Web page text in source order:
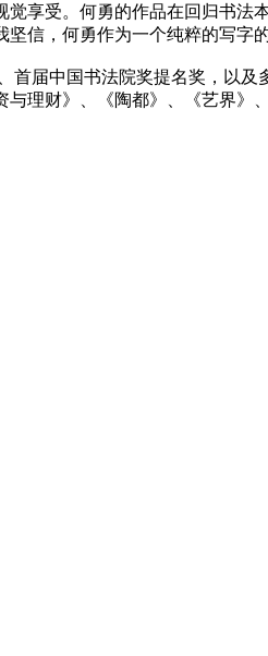
享受。何勇的作品在回归书法
信，何勇作为一个纯粹的写字
届中国书法院奖提名奖，以及
理财》、《陶都》、《艺界》